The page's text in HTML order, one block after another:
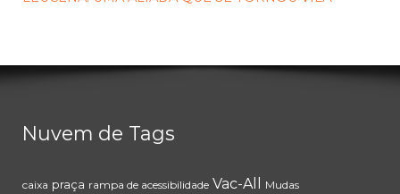
Nuvem de Tags
caixa praça rampa de acessibilidade Vac-All Mudas